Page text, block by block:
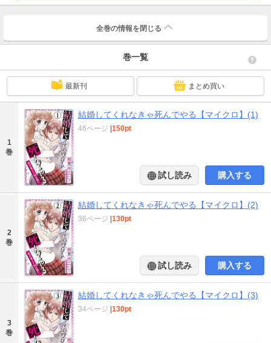
全巻の情報を 閉じる
巻一覧
最新刊 まとめ買い
1
巻
結婚してくれなきゃ死んでやる【マイクロ】(1)
46ページ |150pt
試し読み 購入する
2
巻
結婚してくれなきゃ死んでやる【マイクロ】(2)
36ページ |130pt
試し読み 購入する
3
巻
結婚してくれなきゃ死んでやる【マイクロ】(3)
34ページ |130pt